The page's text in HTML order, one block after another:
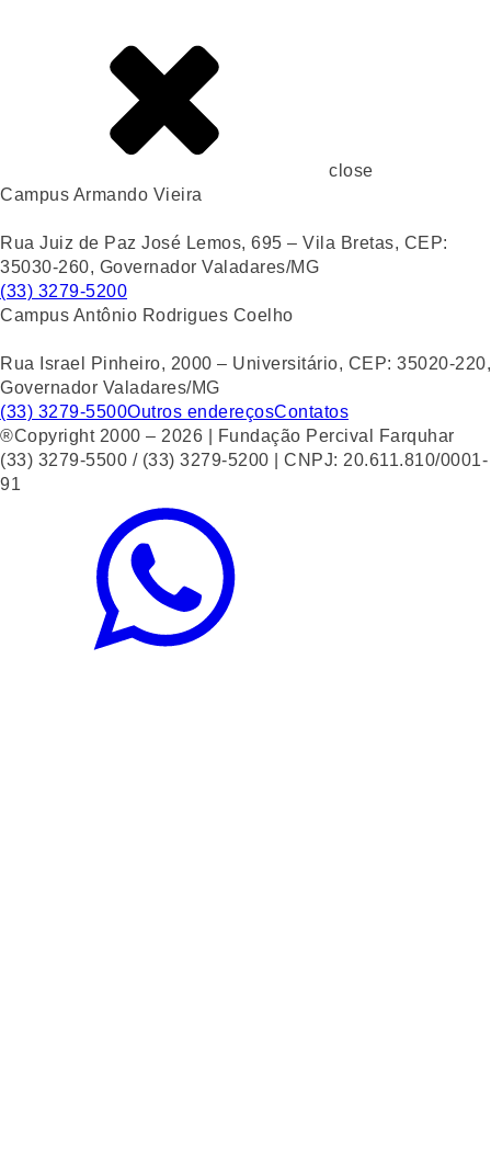
close
Campus Armando Vieira
Rua Juiz de Paz José Lemos, 695 – Vila Bretas, CEP:
35030-260, Governador Valadares/MG
(33) 3279-5200
Campus Antônio Rodrigues Coelho
Rua Israel Pinheiro, 2000 – Universitário, CEP: 35020-220,
Governador Valadares/MG
(33) 3279-5500Outros endereçosContatos
®Copyright 2000 – 2026 | Fundação Percival Farquhar
(33) 3279-5500 / (33) 3279-5200 | CNPJ: 20.611.810/0001-
91